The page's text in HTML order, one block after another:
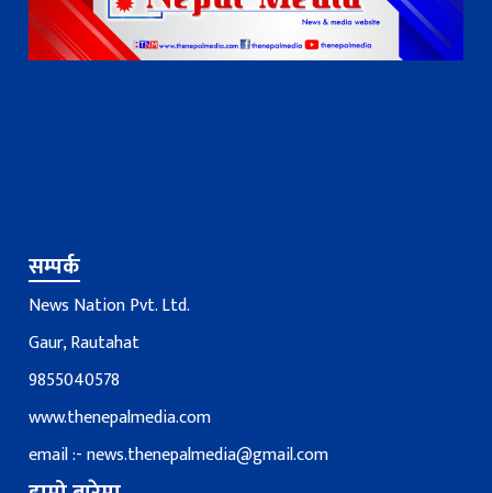
सम्पर्क
News Nation Pvt. Ltd.
Gaur, Rautahat
9855040578
www.thenepalmedia.com
email :-news.thenepalmedia@gmail.com